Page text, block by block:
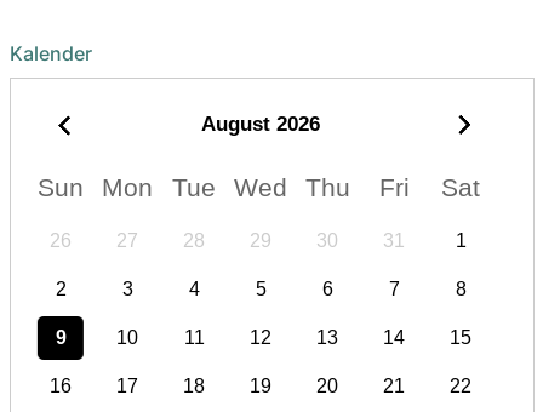
Kalender
August 2026
Sun Mon Tue Wed Thu Fri Sat
26 27 28 29 30 31 1
2 3 4 5 6 7 8
9 10 11 12 13 14 15
16 17 18 19 20 21 22